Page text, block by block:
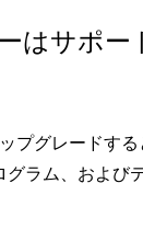
はサポー
グレードする
ラム、および